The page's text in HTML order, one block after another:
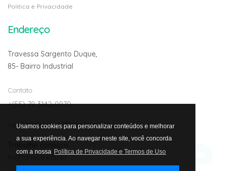
Usamos cookies para personalizar conteúdos e melhorar
a sua experiência. Ao navegar neste site, você concorda
com a nossa Política de Privacidade e Termos de Uso
Politica e Privacidade
Endereço
Travessa Sargento Duque,
85- Bairro Industrial
Contato
+(55) 79 3142-0970
secretariaonline@fanese.edu.br
rh@fanese.edu.br